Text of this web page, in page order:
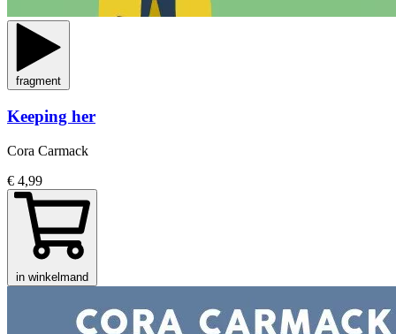
fragment
Keeping her
Cora Carmack
€ 4,99
in winkelmand